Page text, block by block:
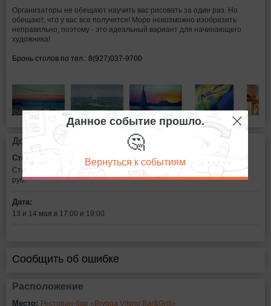
Организаторы не обещают научить вас рисовать за один раз. Но
обещают, что у вас все получится! Море невозможно изобразить
неправильно, поэтому - это идеальный вариант для начинающего
художника!
Бронь столов по тел.: 8(927)037-9700
Дополнительная информация
Стоимость билетов:
Стоимость для одного человека- 400 руб.
руб.
Дата:
13 и 14 мая в 17:00 и 19:00
Сообщить об ошибке
Расположение
Место: Ресторан-бар «Brygga Viking Bar&Grill»
Данное событие прошло.
🤔
Вернуться к событиям